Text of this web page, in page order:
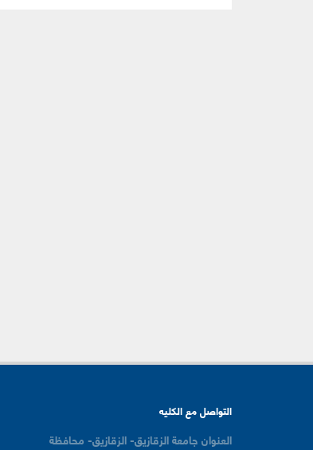
التواصل مع الكليه
العنوان جامعة الزقازيق- الزقازيق- محافظة